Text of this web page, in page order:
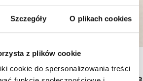
Szczegóły O plikach cookies
z plików cookie
cookie do spersonalizowania treści